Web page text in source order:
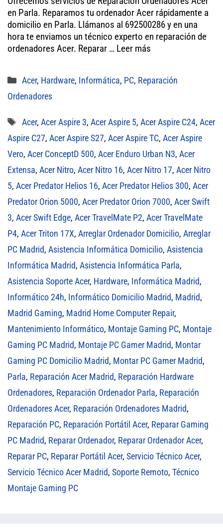
tt
er
bo
ok
ail ts
A
pp
en Parla. Reparamos tu ordenador Acer rápidamente a
domicilio en Parla. Llámanos al 692500286 y en una
hora te enviamos un técnico experto en reparación de
ordenadores Acer. Reparar … Leer más
Categorías
Acer, Hardware, Informática, PC, Reparación
Ordenadores
Etiquetas
Acer, Acer Aspire 3, Acer Aspire 5, Acer Aspire C24, Acer
Aspire C27, Acer Aspire S27, Acer Aspire TC, Acer Aspire
Vero, Acer ConceptD 500, Acer Enduro Urban N3, Acer
Extensa, Acer Nitro, Acer Nitro 16, Acer Nitro 17, Acer Nitro
5, Acer Predator Helios 16, Acer Predator Helios 300, Acer
Predator Orion 5000, Acer Predator Orion 7000, Acer Swift
3, Acer Swift Edge, Acer TravelMate P2, Acer TravelMate
P4, Acer Triton 17X, Arreglar Ordenador Domicilio, Arreglar
PC Madrid, Asistencia Informática Domicilio, Asistencia
Informática Madrid, Asistencia Informática Parla,
Asistencia Soporte Acer, Hardware, Informática Madrid,
Informático 24h, Informático Domicilio Madrid, Madrid,
Madrid Gaming, Madrid Home Computer Repair,
Mantenimiento Informático, Montaje Gaming PC, Montaje
Gaming PC Madrid, Montaje PC Gamer Madrid, Montar
Gaming PC Domicilio Madrid, Montar PC Gamer Madrid,
Parla, Reparación Acer Madrid, Reparación Hardware
Ordenadores, Reparación Ordenador Parla, Reparación
Ordenadores Acer, Reparación Ordenadores Madrid,
Reparación PC, Reparación Portátil Acer, Reparar Gaming
PC Madrid, Reparar Ordenador, Reparar Ordenador Acer,
Reparar PC, Reparar Portátil Acer, Servicio Técnico Acer,
Servicio Técnico Acer Madrid, Soporte Remoto, Técnico
Montaje Gaming PC